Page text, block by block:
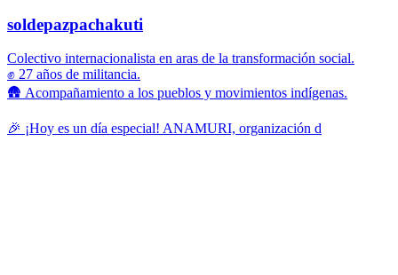
soldepazpachakuti
Colectivo internacionalista en aras de la transformación social.
✊ 27 años de militancia.
🛖 Acompañamiento a los pueblos y movimientos indígenas.
🎉 ¡Hoy es un día especial! ANAMURI, organización d